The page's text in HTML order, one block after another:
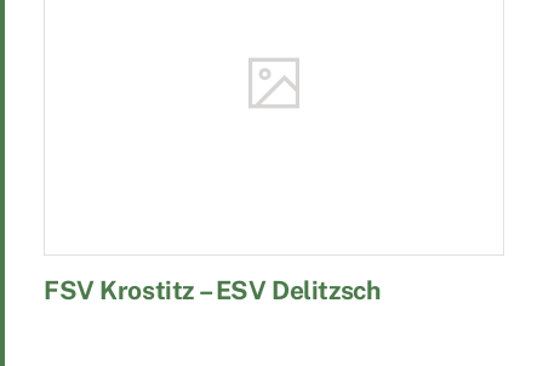
FSV Krostitz – ESV Delitzsch